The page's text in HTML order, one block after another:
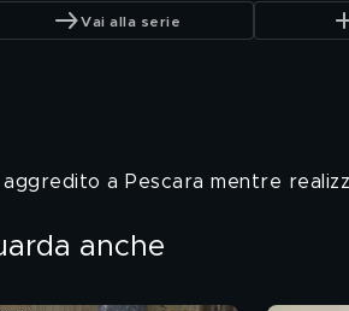
Vai alla serie
a Pescara mentre
anche